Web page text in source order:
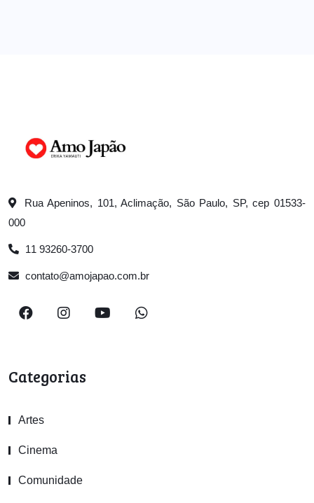
Rua Apeninos, 101, Aclimação, São Paulo, SP, cep 01533-
000
11 93260-3700
contato@amojapao.com.br
Categorias
Artes
Cinema
Comunidade